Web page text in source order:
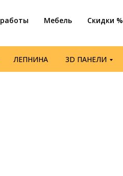
Мебель Скидки %
ЛЕПНИНА 3D ПАНЕЛИ